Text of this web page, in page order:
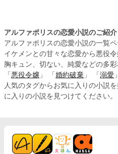
アルファポリスの恋愛小説のご紹介
アルファポリスの恋愛小説の一覧ペ
イケメンとの甘々な恋愛から悪役
胸キュン、切ない、純愛などの多
「 悪役令嬢 」 「 婚約破棄 」 「 溺愛
人気のタグからお気に入りの小説
に入りの小説を見つけてください。